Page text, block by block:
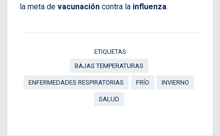
la meta de vacunación contra la influenza.
ETIQUETAS
BAJAS TEMPERATURAS
ENFERMEDADES RESPIRATORIAS FRÍO INVIERNO
SALUD